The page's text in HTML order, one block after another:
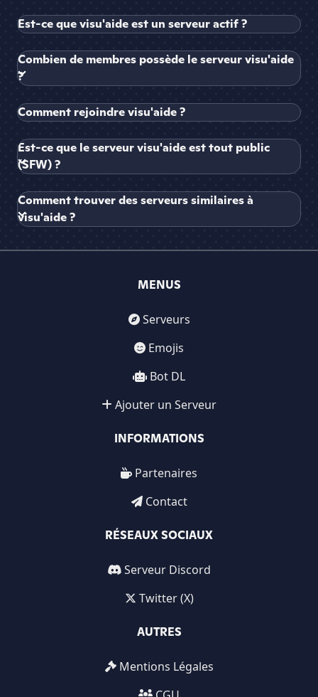
Est-ce que visu'aide est un serveur actif ?
Combien de membres possède le serveur visu'aide
?
Comment rejoindre visu'aide ?
Est-ce que le serveur visu'aide est tout public
(SFW) ?
Comment trouver des serveurs similaires à
visu'aide ?
MENUS
Serveurs
Emojis
Bot DL
Ajouter un Serveur
INFORMATIONS
Partenaires
Contact
RÉSEAUX SOCIAUX
Serveur Discord
Twitter (X)
AUTRES
Mentions Légales